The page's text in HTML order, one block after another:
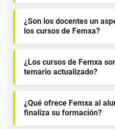
¿Son los docentes un
los cursos de Femxa?
¿Los cursos de Femxa
temario actualizado?
¿Qué ofrece Femxa al
finaliza su formación?